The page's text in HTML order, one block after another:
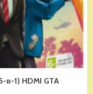
в-1) HDMI GTA